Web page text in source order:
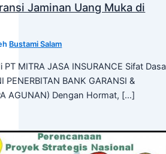
Jaminan Uang Muka di
Bustami Salam
PT MITRA JASA INSURANCE Sifat
PENERBITAN BANK GARANSI &
AGUNAN) Dengan Hormat, […]